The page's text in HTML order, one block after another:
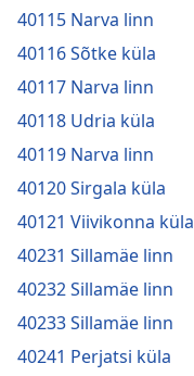
40115 Narva linn
40116 Sõtke küla
40117 Narva linn
40118 Udria küla
40119 Narva linn
40120 Sirgala küla
40121 Viivikonna küla
40231 Sillamäe linn
40232 Sillamäe linn
40233 Sillamäe linn
40241 Perjatsi küla